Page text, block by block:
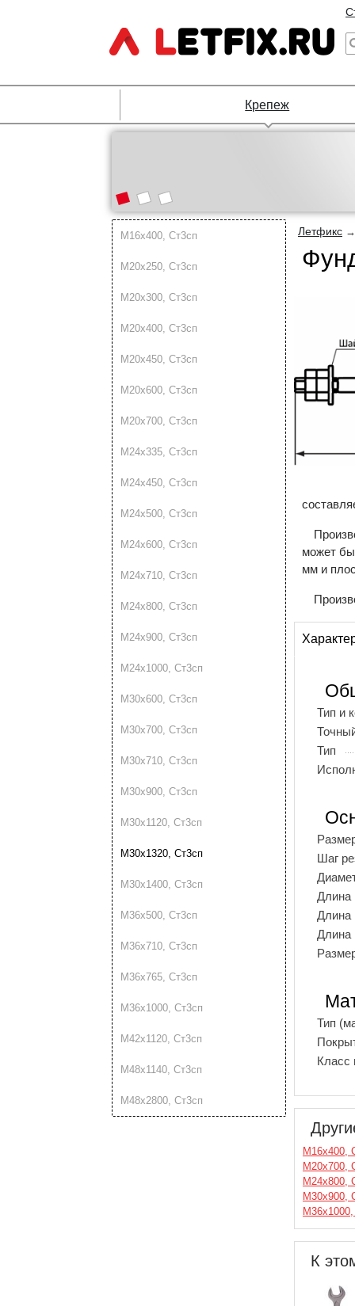
Крепеж
М16х400, Ст3сп
М20х250, Ст3сп
М20х300, Ст3сп
М20х400, Ст3сп
М20х450, Ст3сп
М20х600, Ст3сп
М20х700, Ст3сп
М24х335, Ст3сп
М24х450, Ст3сп
М24х500, Ст3сп
М24х600, Ст3сп
М24х710, Ст3сп
М24х800, Ст3сп
М24х900, Ст3сп
М24х1000, Ст3сп
М30х600, Ст3сп
М30х700, Ст3сп
М30х710, Ст3сп
М30х900, Ст3сп
М30х1120, Ст3сп
М30х1320, Ст3сп
М30х1400, Ст3сп
М36х500, Ст3сп
М36х710, Ст3сп
М36х765, Ст3сп
М36х1000, Ст3сп
М42х1120, Ст3сп
М48х1140, Ст3сп
М48х2800, Ст3сп
Летфикс
может
мм и
Тип и
Тип
Шаг
Длина
Длина
Длина
Тип
Класс
М16х400,
М20х700,
М24х800,
М30х900,
К